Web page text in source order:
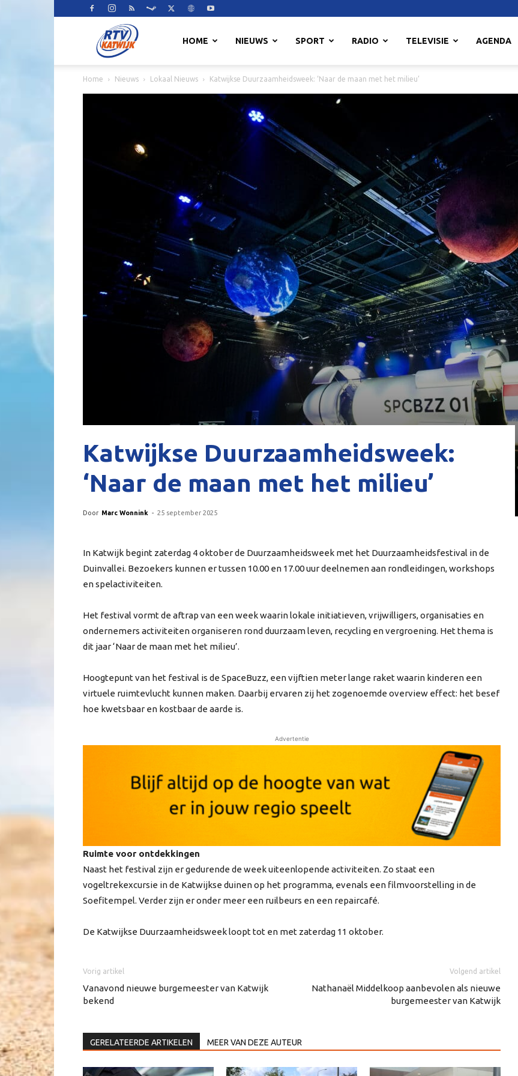
HOME NIEUWS SPORT RADIO TELEVISIE AGENDA
Home Nieuws Lokaal Nieuws Katwijkse Duurzaamheidsweek: ‘Naar de maan met het milieu’
Katwijkse Duurzaamheidsweek:
‘Naar de maan met het milieu’
Door Marc Wonnink - 25 september 2025
In Katwijk begint zaterdag 4 oktober de Duurzaamheidsweek met het Duurzaamheidsfestival in de
Duinvallei. Bezoekers kunnen er tussen 10.00 en 17.00 uur deelnemen aan rondleidingen, workshops
en spelactiviteiten.
Het festival vormt de aftrap van een week waarin lokale initiatieven, vrijwilligers, organisaties en
ondernemers activiteiten organiseren rond duurzaam leven, recycling en vergroening. Het thema is
dit jaar ‘Naar de maan met het milieu’.
Hoogtepunt van het festival is de SpaceBuzz, een vijftien meter lange raket waarin kinderen een
virtuele ruimtevlucht kunnen maken. Daarbij ervaren zij het zogenoemde overview effect: het besef
hoe kwetsbaar en kostbaar de aarde is.
Advertentie
Ruimte voor ontdekkingen
Naast het festival zijn er gedurende de week uiteenlopende activiteiten. Zo staat een
vogeltrekexcursie in de Katwijkse duinen op het programma, evenals een filmvoorstelling in de
Soefitempel. Verder zijn er onder meer een ruilbeurs en een repaircafé.
De Katwijkse Duurzaamheidsweek loopt tot en met zaterdag 11 oktober.
Vorig artikel
Vanavond nieuwe burgemeester van Katwijk
bekend
Volgend artikel
Nathanaël Middelkoop aanbevolen als nieuwe
burgemeester van Katwijk
GERELATEERDE ARTIKELEN MEER VAN DEZE AUTEUR